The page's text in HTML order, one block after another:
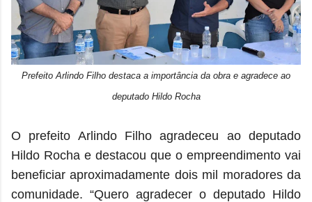
Prefeito Arlindo Filho destaca a importância da obra e agradece ao
deputado Hildo Rocha
O prefeito Arlindo Filho agradeceu ao deputado
Hildo Rocha e destacou que o empreendimento vai
beneficiar aproximadamente dois mil moradores da
comunidade. “Quero agradecer o deputado Hildo